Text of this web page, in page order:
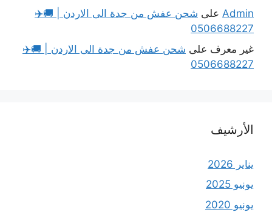
Admin على شحن عفش من جدة الى الاردن | 🚚✈️
0506688227
غير معرف على شحن عفش من جدة الى الاردن | 🚚✈️
0506688227
الأرشيف
يناير 2026
يونيو 2025
يونيو 2020